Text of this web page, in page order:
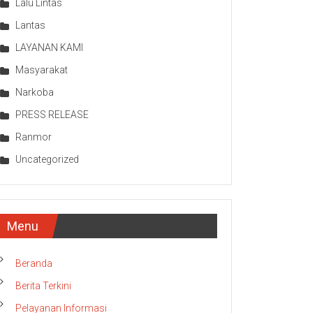
Lalu Lintas
Lantas
LAYANAN KAMI
Masyarakat
Narkoba
PRESS RELEASE
Ranmor
Uncategorized
Menu
Beranda
Berita Terkini
Pelayanan Informasi